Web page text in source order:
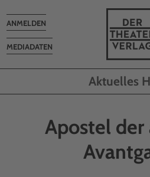
MEDIADATEN
Toggle
navigation
ANMELDEN
Aktuelles
Apostel der